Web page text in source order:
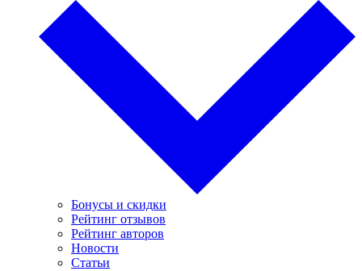
Бонусы и скидки
Рейтинг отзывов
Рейтинг авторов
Новости
Статьи